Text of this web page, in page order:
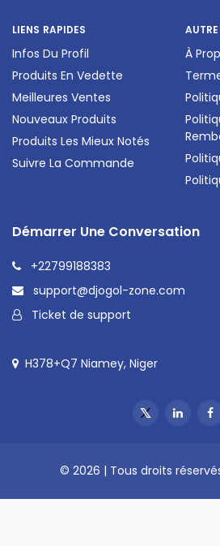
LIENS RAPIDES
Infos Du Profil
Produits En Vedette
Meilleures Ventes
Nouveaux Produits
Produits Les Mieux Notés
Suivre La Commande
AUTRE
À
Démarrer Une Conversation
+22799188383
support@djogol-zone.com
Ticket de support
H378+Q7 Niamey, Niger
© 2026 | Tous droits